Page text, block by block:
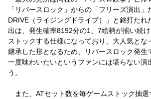
「リバースロック」からの「フリーズ演出」
DRIVE（ライジングドライブ）」と銘打たれ
出は、発生確率8192分の1、7絵柄が揃い続
ストックする仕様になっており、大人気とな
継承した形となるため、リバースロック発生
一度味わいたいというファンには堪らない演
う。
また、ATセット数を毎ゲームストック抽選